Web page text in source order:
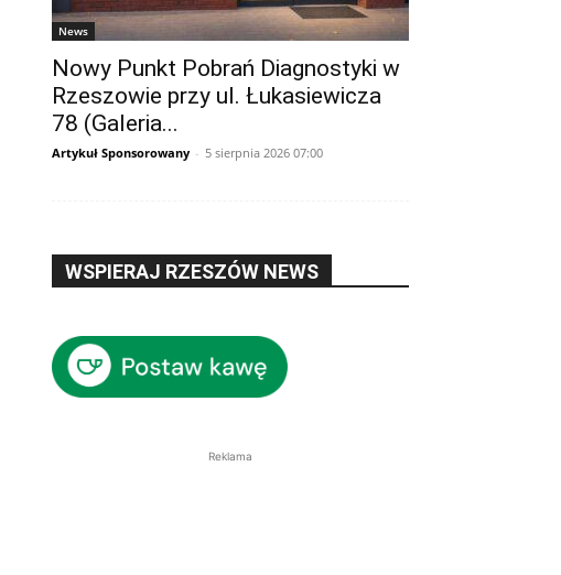
News
Nowy Punkt Pobrań Diagnostyki w
Rzeszowie przy ul. Łukasiewicza
78 (Galeria...
Artykuł Sponsorowany - 5 sierpnia 2026 07:00
WSPIERAJ RZESZÓW NEWS
Reklama